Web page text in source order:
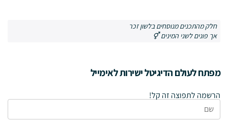
חלק מהתכנים מנוסחים בלשון זכר
אך פונים לשני המינים ⚥
מפתח לעולם הדיגיטל ישירות לאימייל
הרשמה לתפוצה זה קל!